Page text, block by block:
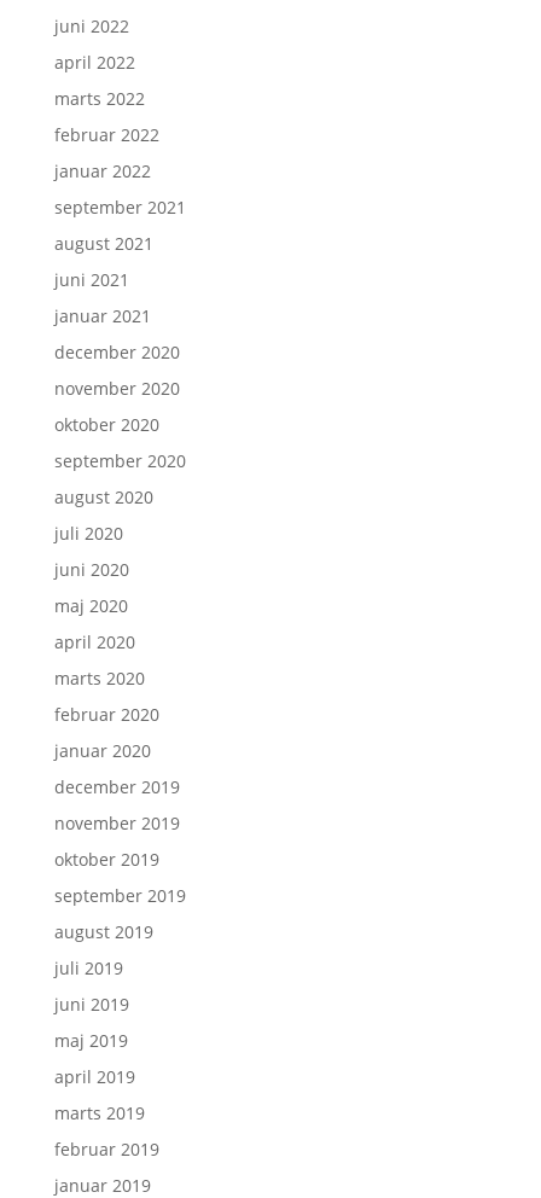
juni 2022
april 2022
marts 2022
februar 2022
januar 2022
september 2021
august 2021
juni 2021
januar 2021
december 2020
november 2020
oktober 2020
september 2020
august 2020
juli 2020
juni 2020
maj 2020
april 2020
marts 2020
februar 2020
januar 2020
december 2019
november 2019
oktober 2019
september 2019
august 2019
juli 2019
juni 2019
maj 2019
april 2019
marts 2019
februar 2019
januar 2019